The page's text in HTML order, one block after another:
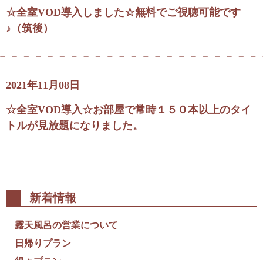
☆全室VOD導入しました☆無料でご視聴可能です
♪（筑後）
2021年11月08日
☆全室VOD導入☆お部屋で常時１５０本以上のタイ
トルが見放題になりました。
新着情報
露天風呂の営業について
日帰りプラン